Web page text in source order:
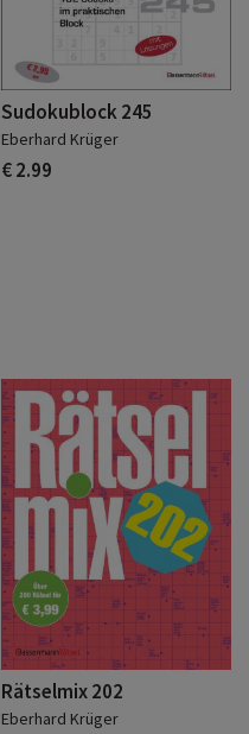
Sudokublock 245
Eberhard Krüger
€ 2.99
Rätselmix 202
Eberhard Krüger